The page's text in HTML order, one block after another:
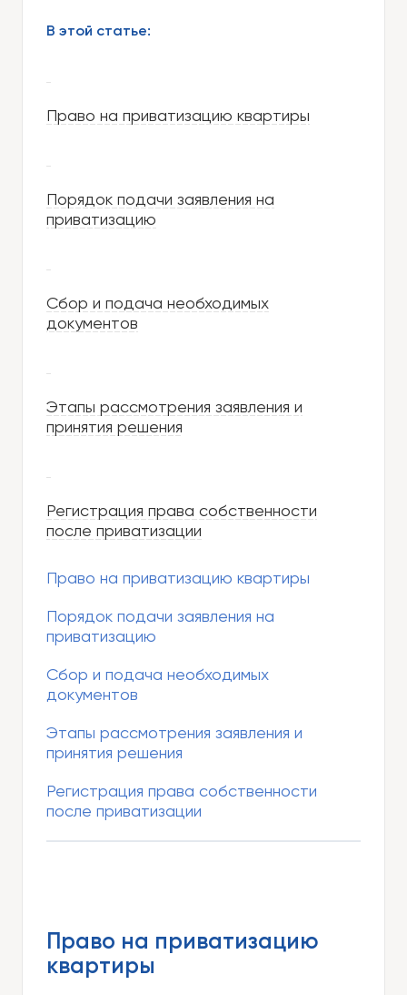
В этой статье:
Право на приватизацию квартиры
Порядок подачи заявления на
приватизацию
Сбор и подача необходимых
документов
Этапы рассмотрения заявления и
принятия решения
Регистрация права собственности
после приватизации
Право на приватизацию квартиры
Порядок подачи заявления на
приватизацию
Сбор и подача необходимых
документов
Этапы рассмотрения заявления и
принятия решения
Регистрация права собственности
после приватизации
Право на приватизацию
квартиры